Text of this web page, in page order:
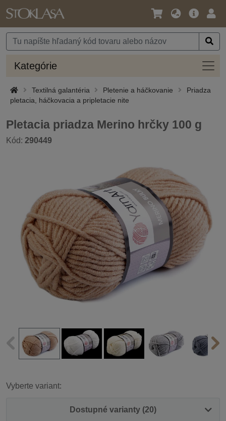
Jazyk
Mena
Hlavná
Kategórie
Textilná galantéria Pletenie a háčkovanie
Priadza
pletacia, háčkovacia a pripletacie nite
Pletacia priadza Merino hrčky 100 g
Kód: 290449
Vyberte variant:
Dostupné varianty (20)